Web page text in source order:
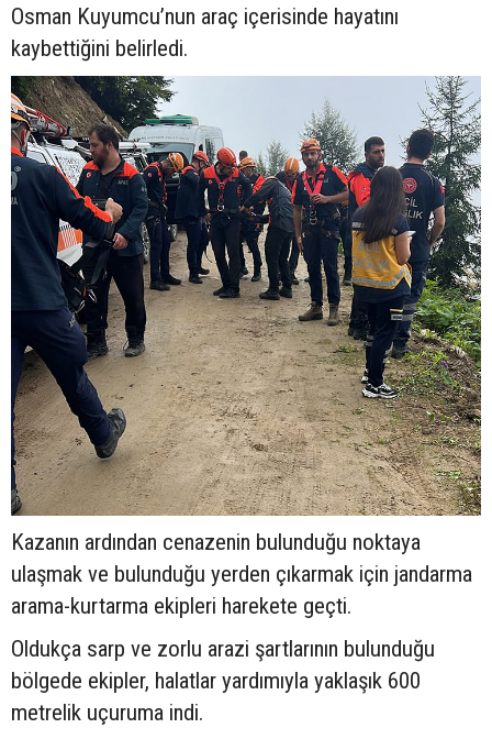
Osman Kuyumcu’nun araç içerisinde hayatını
kaybettiğini belirledi.
Kazanın ardından cenazenin bulunduğu noktaya
ulaşmak ve bulunduğu yerden çıkarmak için jandarma
arama-kurtarma ekipleri harekete geçti.
Oldukça sarp ve zorlu arazi şartlarının bulunduğu
bölgede ekipler, halatlar yardımıyla yaklaşık 600
metrelik uçuruma indi.